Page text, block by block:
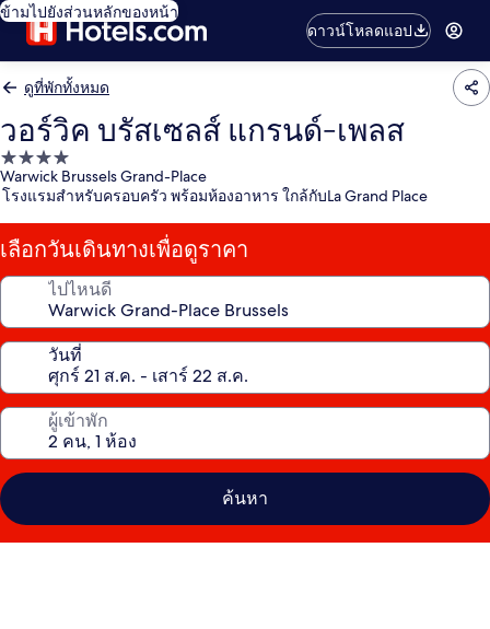
ข้ามไปยังส่วนหลักของหน้า
ดาวน์โหลดแอป
ดูที่พักทั้งหมด
วอร์วิค บรัสเซลส์ แกรนด์-เพลส
ที่พัก
4.0
Warwick Brussels Grand-Place
โรงแรมสำหรับครอบครัว พร้อมห้องอาหาร ใกล้กับLa Grand Place
เลือกวันเดินทางเพื่อดูราคา
ไปไหนดี
วันที่
ผู้เข้าพัก
ค้นหา